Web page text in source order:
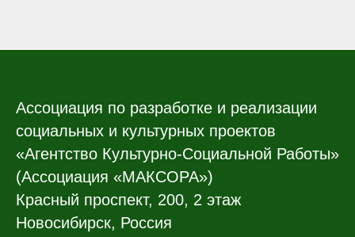
Ассоциация по разработке и реализации
социальных и культурных проектов
«Агентство Культурно-Социальной Работы»
(Ассоциация «МАКСОРА»)
Красный проспект, 200, 2 этаж
Новосибирск, Россия